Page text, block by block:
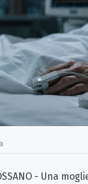
- Una